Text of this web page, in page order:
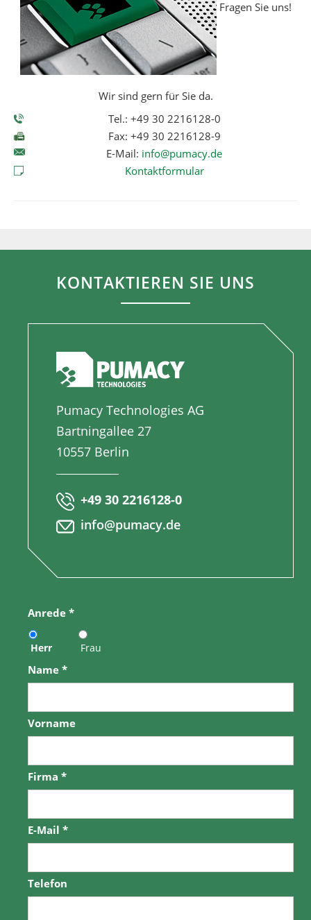
Fragen Sie uns!
Wir sind gern für Sie da.
Tel.: +49 30 2216128-0
Fax: +49 30 2216128-9
E-Mail: info@pumacy.de
Kontaktformular
KONTAKTIEREN SIE UNS
Pumacy Technologies AG
Bartningallee 27
10557 Berlin
+49 30 2216128-0
info@pumacy.de
Anrede *
Herr Frau
Name *
Vorname
Firma *
E-Mail *
Telefon